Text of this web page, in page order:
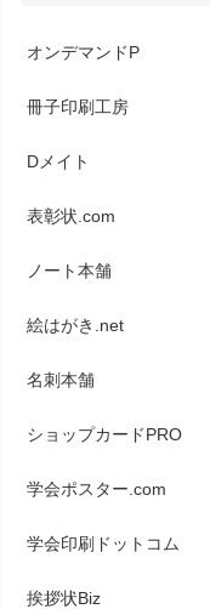
オンデマンドP
冊子印刷工房
Dメイト
表彰状.com
ノート本舗
絵はがき.net
名刺本舗
ショップカードPRO
学会ポスター.com
学会印刷ドットコム
挨拶状Biz